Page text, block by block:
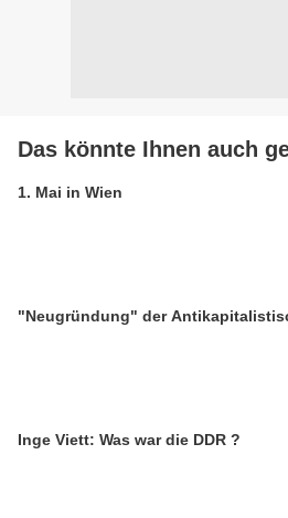
Das könnte Ihnen auch
1. Mai in Wien
"Neugründung" der
Inge Viett: Was war die DDR ?